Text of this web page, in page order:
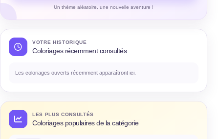
Un thème aléatoire, une nouvelle aventure !
VOTRE HISTORIQUE
Coloriages récemment consultés
Les coloriages ouverts récemment apparaîtront ici.
LES PLUS CONSULTÉS
Coloriages populaires de la catégorie